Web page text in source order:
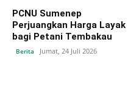
PCNU Sumenep
Perjuangkan Harga Layak
bagi Petani Tembakau
Berita Jumat, 24 Juli 2026